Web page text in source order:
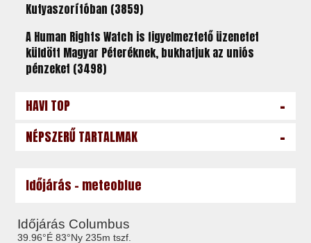
Kutyaszorítóban (3859)
A Human Rights Watch is figyelmeztető üzenetet
küldött Magyar Péteréknek, bukhatjuk az uniós
pénzeket (3498)
HAVI TOP -
NÉPSZERŰ TARTALMAK -
Időjárás - meteoblue